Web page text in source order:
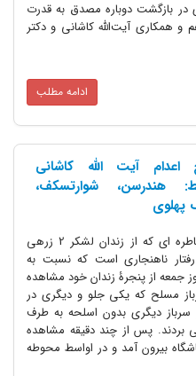
دوباره مصدق به قدرت
تفاهم و همکاری آیت‌الله کاشانی و دکتر
ادامه مطلب
آیت الله کاشانی
هندرسن، شوارتسکف،
... خاطره ای که از زندان لشکر 2 زرهی
ناهنجاری است که نسبت به
از پنجرۀ زندان خود مشاهده
مسلح که یکی جلو و دیگری در
دیگری بدون اسلحه به طرف
پس از چند دقیقه مشاهده
بیرون آمد و در اواسط محوطه